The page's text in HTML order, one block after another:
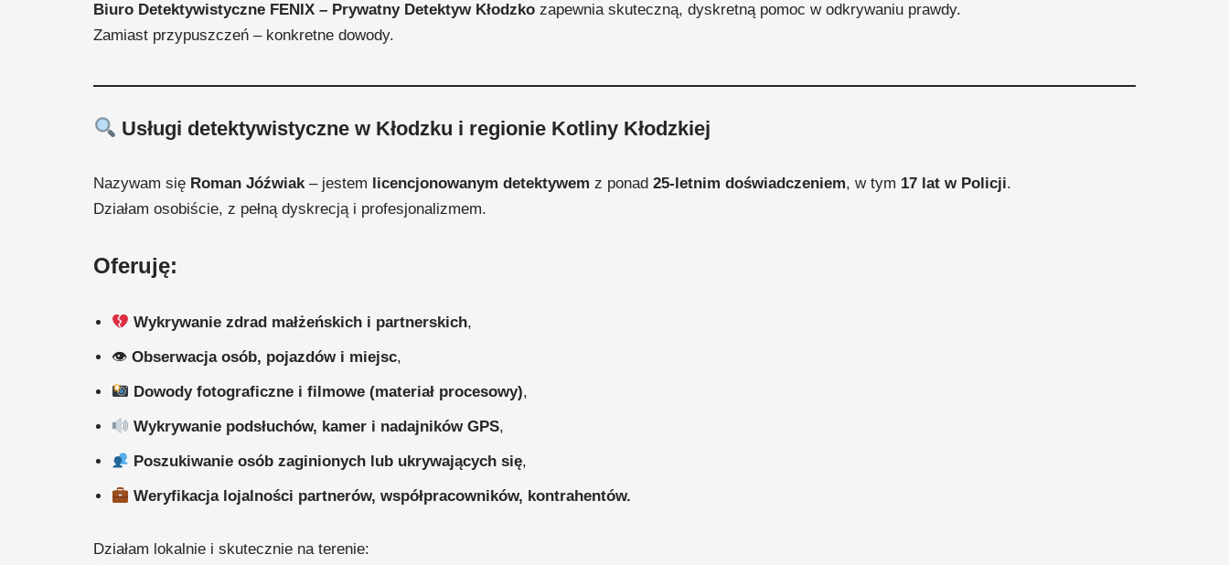
Biuro Detektywistyczne FENIX – Prywatny Detektyw Kłodzko zapewnia skuteczną, dyskretną pomoc w odkrywaniu prawdy.
Zamiast przypuszczeń – konkretne dowody.
Usługi detektywistyczne w Kłodzku i regionie Kotliny Kłodzkiej
Nazywam się Roman Jóźwiak– jestem licencjonowanym detektywem z ponad 25-letnim doświadczeniem, w tym 17 lat w Policji.
Działam osobiście, z pełną dyskrecją i profesjonalizmem.
Oferuję:
Wykrywanie zdrad małżeńskich i partnerskich,
👁 Obserwacja osób, pojazdów i miejsc,
Dowody fotograficzne i filmowe (materiał procesowy),
Wykrywanie podsłuchów, kamer i nadajników GPS,
Poszukiwanie osób zaginionych lub ukrywających się,
Weryfikacja lojalności partnerów, współpracowników, kontrahentów.
Działam lokalnie i skutecznie na terenie: